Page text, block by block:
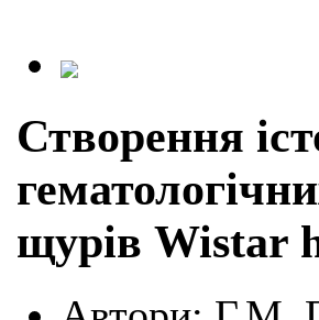
Створення
щурів Wistar